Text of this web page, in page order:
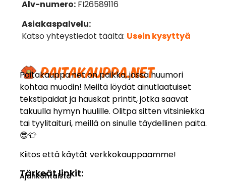
Paitakauppa.net on paikka, jossa huumori
kohtaa muodin! Meiltä löydät ainutlaatuiset
tekstipaidat ja hauskat printit, jotka saavat
takuulla hymyn huulille. Olitpa sitten vitsiniekka
tai tyylitaituri, meillä on sinulle täydellinen paita.
😎👕
Kiitos että käytät verkkokauppaamme!
Tärkeät linkit:
Ajankohtaista
Alv-numero:FI26589116
Asiakaspalvelu:
Katso yhteystiedot täältä: Usein kysyttyä